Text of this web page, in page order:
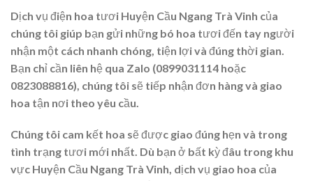
Dịch vụ điện hoa tươi Huyện Cầu Ngang Trà Vinh của
chúng tôi giúp bạn gửi những bó hoa tươi đến tay người
nhận một cách nhanh chóng, tiện lợi và đúng thời gian.
Bạn chỉ cần liên hệ qua Zalo (0899031114 hoặc
0823088816), chúng tôi sẽ tiếp nhận đơn hàng và giao
hoa tận nơi theo yêu cầu.
Chúng tôi cam kết hoa sẽ được giao đúng hẹn và trong
tình trạng tươi mới nhất. Dù bạn ở bất kỳ đâu trong khu
vực Huyện Cầu Ngang Trà Vinh, dịch vụ giao hoa của